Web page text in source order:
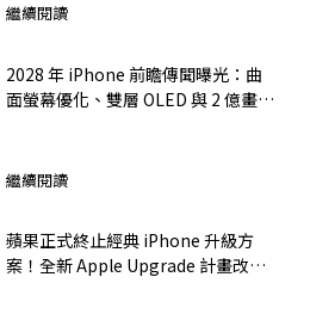
繼續閱讀
2028 年 iPhone 前瞻傳聞曝光：曲
面螢幕優化、雙層 OLED 與 2 億畫素
繼續閱讀
蘋果正式終止經典 iPhone 升級方
案！全新 Apple Upgrade 計畫改由